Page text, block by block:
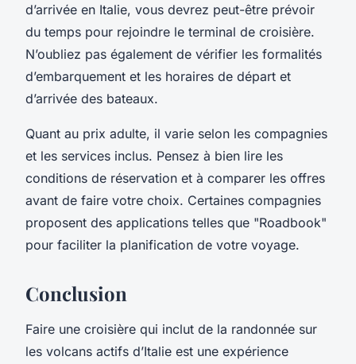
d’arrivée en Italie, vous devrez peut-être prévoir
du temps pour rejoindre le terminal de croisière.
N’oubliez pas également de vérifier les formalités
d’embarquement et les horaires de départ et
d’arrivée des bateaux.
Quant au prix adulte, il varie selon les compagnies
et les services inclus. Pensez à bien lire les
conditions de réservation et à comparer les offres
avant de faire votre choix. Certaines compagnies
proposent des applications telles que "Roadbook"
pour faciliter la planification de votre voyage.
Conclusion
Faire une croisière qui inclut de la randonnée sur
les volcans actifs d’Italie est une expérience